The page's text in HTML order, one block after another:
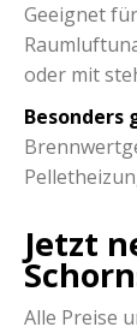
Geeignet
oder mit
Besonders
Jetzt
Alle Preise